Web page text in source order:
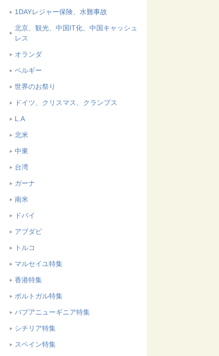
1DAYレジャー保険、水難事故
北京、観光、中国IT化、中国キャッシュ
レス
オランダ
ベルギー
世界のお祭り
ドイツ、クリスマス、クランプス
L.A
北米
中東
台湾
ガーナ
南米
ドバイ
アブダビ
トルコ
マルセイユ特集
香港特集
ポルトガル特集
パプアニューギニア特集
シチリア特集
スペイン特集